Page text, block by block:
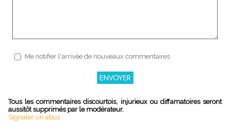
Me notifier l'arrivée de nouveaux commentaires
Tous les commentaires discourtois, injurieux ou diffamatoires seront
aussitôt supprimés par le modérateur.
Signaler un abus